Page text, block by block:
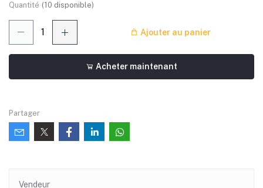
Quantité (10 disponible)
Ajouter au panier
Acheter maintenant
Partager
Vendeur